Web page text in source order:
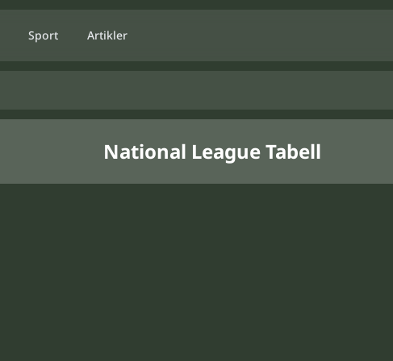
Sport Artikler
National League Tabell